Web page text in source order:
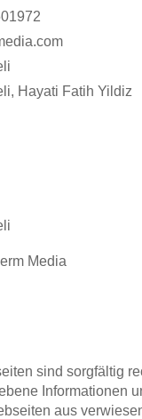
Hayati Fatih Yildiz
Media
sind sorgfältig
Informationen
aus